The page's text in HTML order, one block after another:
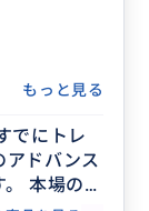
もっと見る
でにトレ
アドバンス
本場のム